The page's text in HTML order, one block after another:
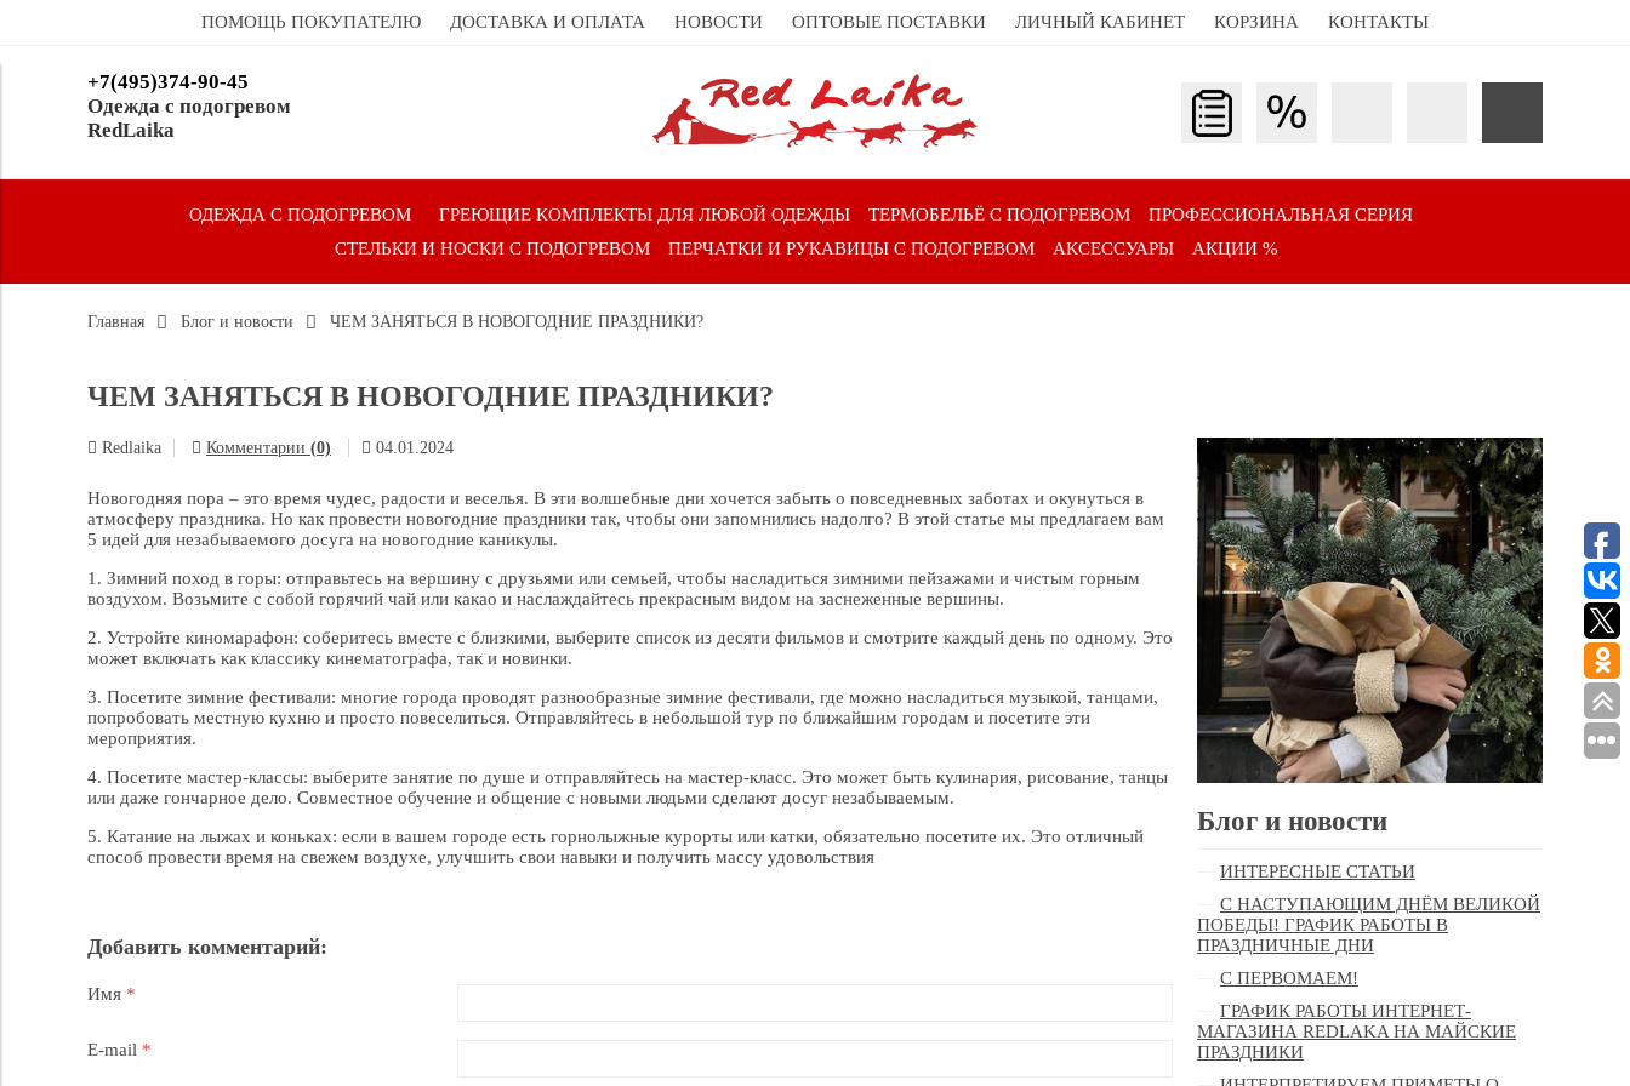
ПОМОЩЬ ПОКУПАТЕЛЮ ДОСТАВКА И ОПЛАТА НОВОСТИ ОПТОВЫЕ ПОСТАВКИ ЛИЧНЫЙ КАБИНЕТ КОРЗИНА КОНТАКТЫ
+7(495)374-90-45
Одежда с подогревом
RedLaika
ОДЕЖДА С ПОДОГРЕВОМ ГРЕЮЩИЕ КОМПЛЕКТЫ ДЛЯ ЛЮБОЙ ОДЕЖДЫ ТЕРМОБЕЛЬЁ С ПОДОГРЕВОМ
ПРОФЕССИОНАЛЬНАЯ СЕРИЯ
СТЕЛЬКИ И НОСКИ С ПОДОГРЕВОМ
ПЕРЧАТКИ И РУКАВИЦЫ С ПОДОГРЕВОМ АКСЕССУАРЫ АКЦИИ %
Главная Блог и новости ЧЕМ ЗАНЯТЬСЯ В НОВОГОДНИЕ ПРАЗДНИКИ?
ЧЕМ ЗАНЯТЬСЯ В НОВОГОДНИЕ ПРАЗДНИКИ?
Redlaika Комментарии (0) 04.01.2024
Новогодняя пора – это время чудес, радости и веселья. В эти волшебные дни хочется забыть о повседневных заботах и окунуться в
атмосферу праздника. Но как провести новогодние праздники так, чтобы они запомнились надолго? В этой статье мы предлагаем вам
5 идей для незабываемого досуга на новогодние каникулы.
1. Зимний поход в горы: отправьтесь на вершину с друзьями или семьей, чтобы насладиться зимними пейзажами и чистым горным
воздухом. Возьмите с собой горячий чай или какао и наслаждайтесь прекрасным видом на заснеженные вершины.
2. Устройте киномарафон: соберитесь вместе с близкими, выберите список из десяти фильмов и смотрите каждый день по одному. Это
может включать как классику кинематографа, так и новинки.
3. Посетите зимние фестивали: многие города проводят разнообразные зимние фестивали, где можно насладиться музыкой, танцами,
попробовать местную кухню и просто повеселиться. Отправляйтесь в небольшой тур по ближайшим городам и посетите эти
мероприятия.
4. Посетите мастер-классы: выберите занятие по душе и отправляйтесь на мастер-класс. Это может быть кулинария, рисование, танцы
или даже гончарное дело. Совместное обучение и общение с новыми людьми сделают досуг незабываемым.
5. Катание на лыжах и коньках: если в вашем городе есть горнолыжные курорты или катки, обязательно посетите их. Это отличный
способ провести время на свежем воздухе, улучшить свои навыки и получить массу удовольствия
Добавить комментарий:
Имя *
E-mail *
Блог и новости
ИНТЕРЕСНЫЕ СТАТЬИ
С НАСТУПАЮЩИМ ДНЁМ ВЕЛИКОЙ
ПОБЕДЫ! ГРАФИК РАБОТЫ В
ПРАЗДНИЧНЫЕ ДНИ
С ПЕРВОМАЕМ!
ГРАФИК РАБОТЫ ИНТЕРНЕТ-
МАГАЗИНА REDLAKA НА МАЙСКИЕ
ПРАЗДНИКИ